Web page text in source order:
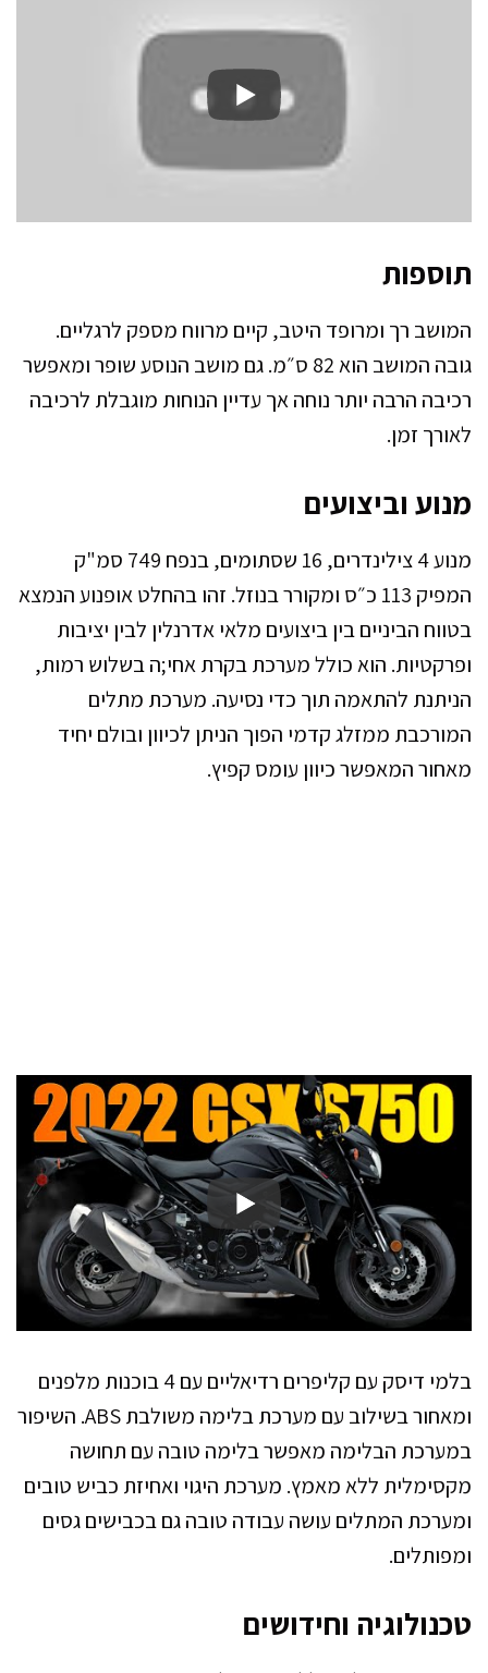
תוספות
המושב רך ומרופד היטב, קיים מרווח מספק לרגליים.
גובה המושב הוא 82 ס״מ. גם מושב הנוסע שופר ומאפשר
רכיבה הרבה יותר נוחה אך עדיין הנוחות מוגבלת לרכיבה
לאורך זמן.
מנוע וביצועים
מנוע 4 צילינדרים, 16 שסתומים, בנפח 749 סמ"ק
המפיק 113 כ״ס ומקורר בנוזל. זהו בהחלט אופנוע הנמצא
בטווח הביניים בין ביצועים מלאי אדרנלין לבין יציבות
ופרקטיות. הוא כולל מערכת בקרת אחי;ה בשלוש רמות,
הניתנת להתאמה תוך כדי נסיעה. מערכת מתלים
המורכבת ממזלג קדמי הפוך הניתן לכיוון ובולם יחיד
מאחור המאפשר כיוון עומס קפיץ.
בלמי דיסק עם קליפרים רדיאליים עם 4 בוכנות מלפנים
ומאחור בשילוב עם מערכת בלימה משולבת ABS. השיפור
במערכת הבלימה מאפשר בלימה טובה עם תחושה
מקסימלית ללא מאמץ. מערכת היגוי ואחיזת כביש טובים
ומערכת המתלים עושה עבודה טובה גם בכבישים גסים
ומפותלים.
טכנולוגיה וחידושים